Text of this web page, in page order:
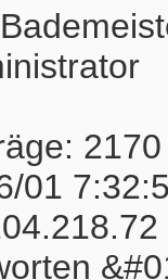
2170
01